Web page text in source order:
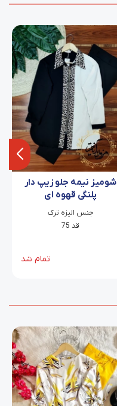
شومیز نیمه جلو زیپ دار
پلنگی قهوه ای
جنس الیزه ترک
قد 75
تمام شد